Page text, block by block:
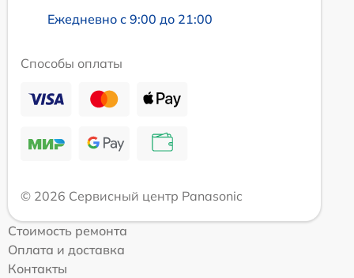
Ежедневно с 9:00 до 21:00
Способы оплаты
© 2026 Сервисный центр Panasonic
Стоимость ремонта
Оплата и доставка
Контакты